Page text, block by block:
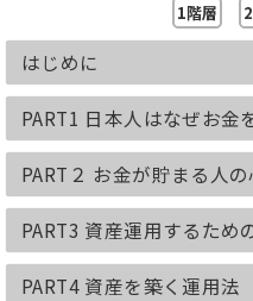
つ
プ
先
を
「
（
を
1階層
はじめに
PART1 日本人はなぜお金
PART２ お金が貯まる人
PART3 資産運用するため
PART4 資産を築く運用法